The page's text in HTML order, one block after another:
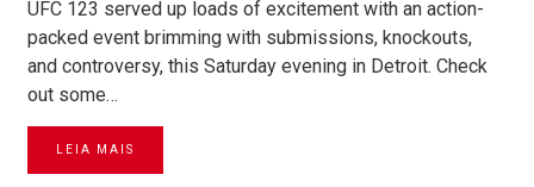
UFC 123 served up loads of excitement with an action-
packed event brimming with submissions, knockouts,
and controversy, this Saturday evening in Detroit. Check
out some…
LEIA MAIS